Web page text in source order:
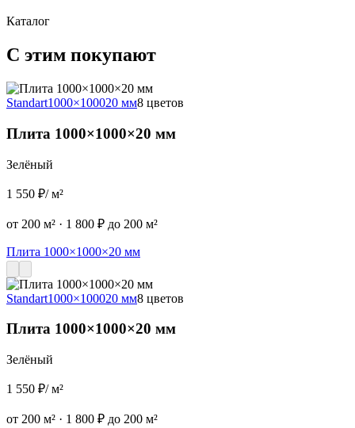
Каталог
С этим покупают
Standart1000×100020 мм8 цветов
Плита 1000×1000×20 мм
Зелёный
1 550 ₽/ м²
от 200 м² · 1 800 ₽ до 200 м²
Плита 1000×1000×20 мм
Standart1000×100020 мм8 цветов
Плита 1000×1000×20 мм
Зелёный
1 550 ₽/ м²
от 200 м² · 1 800 ₽ до 200 м²